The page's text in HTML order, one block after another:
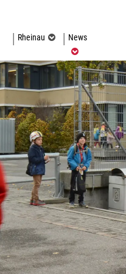
Rheinau News(ausgewählt)